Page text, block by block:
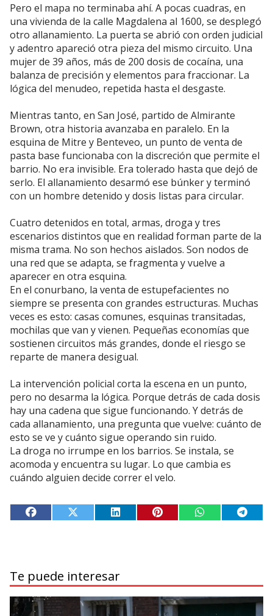
Pero el mapa no terminaba ahí. A pocas cuadras, en
una vivienda de la calle Magdalena al 1600, se desplegó
otro allanamiento. La puerta se abrió con orden judicial
y adentro apareció otra pieza del mismo circuito. Una
mujer de 39 años, más de 200 dosis de cocaína, una
balanza de precisión y elementos para fraccionar. La
lógica del menudeo, repetida hasta el desgaste.
Mientras tanto, en San José, partido de Almirante
Brown, otra historia avanzaba en paralelo. En la
esquina de Mitre y Benteveo, un punto de venta de
pasta base funcionaba con la discreción que permite el
barrio. No era invisible. Era tolerado hasta que dejó de
serlo. El allanamiento desarmó ese búnker y terminó
con un hombre detenido y dosis listas para circular.
Cuatro detenidos en total, armas, droga y tres
escenarios distintos que en realidad forman parte de la
misma trama. No son hechos aislados. Son nodos de
una red que se adapta, se fragmenta y vuelve a
aparecer en otra esquina.
En el conurbano, la venta de estupefacientes no
siempre se presenta con grandes estructuras. Muchas
veces es esto: casas comunes, esquinas transitadas,
mochilas que van y vienen. Pequeñas economías que
sostienen circuitos más grandes, donde el riesgo se
reparte de manera desigual.
La intervención policial corta la escena en un punto,
pero no desarma la lógica. Porque detrás de cada dosis
hay una cadena que sigue funcionando. Y detrás de
cada allanamiento, una pregunta que vuelve: cuánto de
esto se ve y cuánto sigue operando sin ruido.
La droga no irrumpe en los barrios. Se instala, se
acomoda y encuentra su lugar. Lo que cambia es
cuándo alguien decide correr el velo.
Te puede interesar